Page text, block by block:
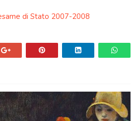
di Stato 2007-2008